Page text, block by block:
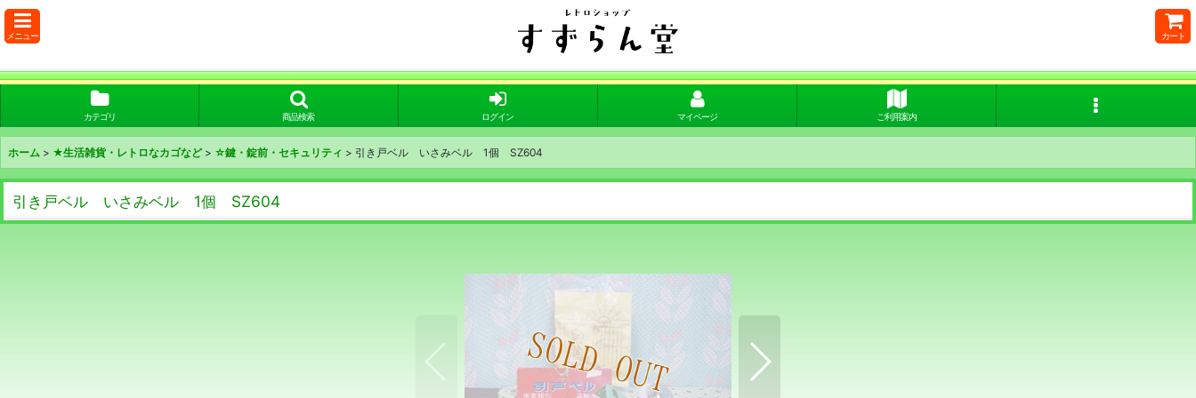
メニュー カート
カテゴリ 商品検索 ログイン マイページ ご利用案内
ホーム > ★生活雑貨・レトロなカゴなど > ☆鍵・錠前・セキュリティ > 引き戸ベル いさみベル 1個 SZ604
引き戸ベル いさみベル 1個 SZ604